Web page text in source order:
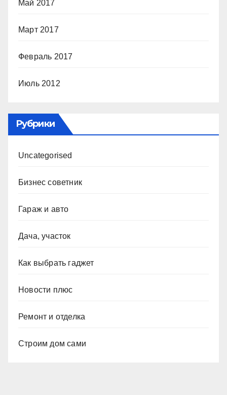
Май 2017
Март 2017
Февраль 2017
Июль 2012
Рубрики
Uncategorised
Бизнес советник
Гараж и авто
Дача, участок
Как выбрать гаджет
Новости плюс
Ремонт и отделка
Строим дом сами